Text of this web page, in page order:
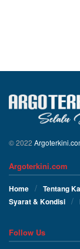
© 2022
Argoterkini.com
Home Tentang
Syarat & Kondisi
Follow Us